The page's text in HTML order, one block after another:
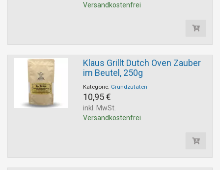
Versandkostenfrei
Klaus Grillt Dutch Oven Zauber
im Beutel, 250g
Kategorie: Grundzutaten
10,95 €
inkl. MwSt.
Versandkostenfrei